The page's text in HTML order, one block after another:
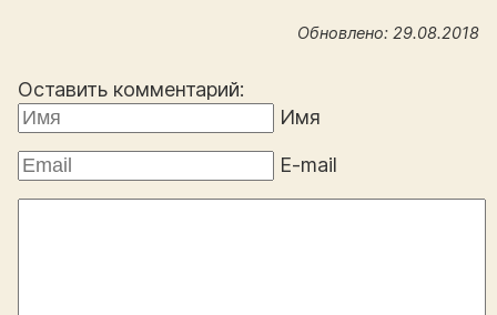
Обновлено: 29.08.2018
Оставить комментарий:
Имя
E-mail